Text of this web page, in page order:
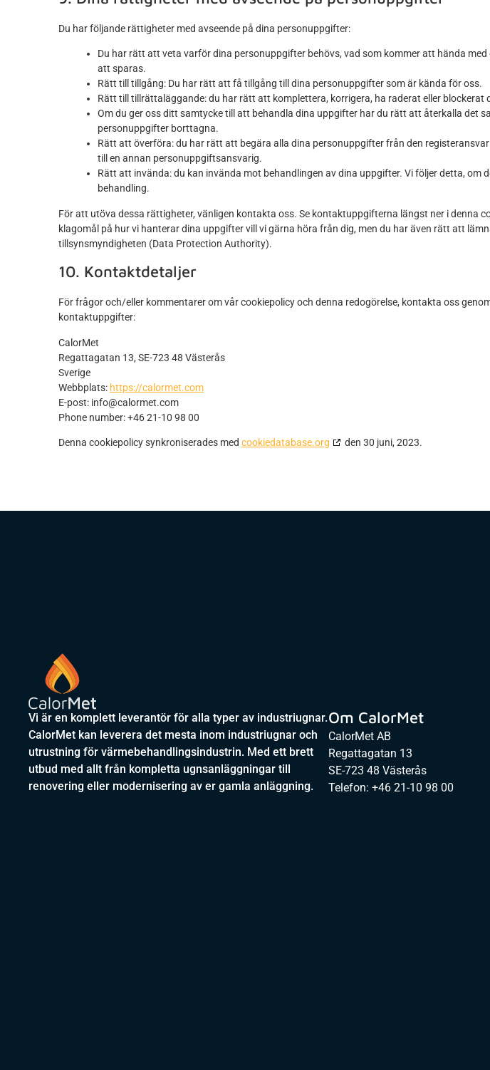
Du har följande rättigheter med avseende på dina personuppgifter:
Du har rätt att veta varför dina personuppgifter behövs, vad som kommer att hända med
att sparas.
Rätt till tillgång: Du har rätt att få tillgång till dina personuppgifter som är kända för oss.
Rätt till tillrättaläggande: du har rätt att komplettera, korrigera, ha raderat eller blockerat
Om du ger oss ditt samtycke till att behandla dina uppgifter har du rätt att återkalla det
personuppgifter borttagna.
Rätt att överföra: du har rätt att begära alla dina personuppgifter från den
till en annan personuppgiftsansvarig.
Rätt att invända: du kan invända mot behandlingen av dina uppgifter. Vi följer detta, om
behandling.
För att utöva dessa rättigheter, vänligen kontakta oss. Se kontaktuppgifterna längst ner i denna
klagomål på hur vi hanterar dina uppgifter vill vi gärna höra från dig, men du har även rätt att
tillsynsmyndigheten (Data Protection Authority).
10. Kontaktdetaljer
För frågor och/eller kommentarer om vår cookiepolicy och denna redogörelse, kontakta oss
kontaktuppgifter:
CalorMet
Regattagatan 13, SE-723 48 Västerås
Sverige
Webbplats: https://calormet.com
E-post: info@calormet.com
Phone number: +46 21-10 98 00
Denna cookiepolicy synkroniserades med cookiedatabase.org den 30 juni, 2023.
Vi är en komplett leverantör för alla typer av industriugnar.
CalorMet kan leverera det mesta inom industriugnar och
utrustning för värmebehandlingsindustrin. Med ett brett
utbud med allt från kompletta ugnsanläggningar till
renovering eller modernisering av er gamla anläggning.
Om CalorMet
CalorMet AB
Regattagatan 13
SE-723 48 Västerås
Telefon: +46 21-10 98 00